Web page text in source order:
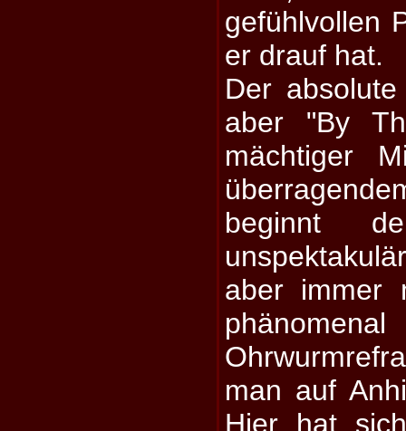
gefühlvollen
er drauf hat.
Der
aber "By
mächtiger
beginnt
aber immer
man auf
Hier hat